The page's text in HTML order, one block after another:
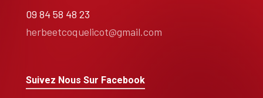
09 84 58 48 23
herbeetcoquelicot@gmail.com
Suivez Nous Sur Facebook